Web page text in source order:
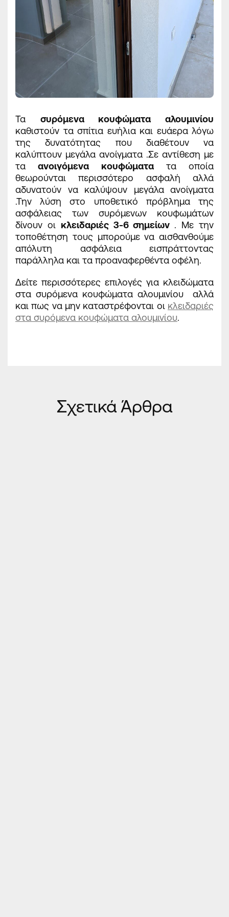
Τα συρόμενα κουφώματα αλουμινίου
καθιστούν τα σπίτια ευήλια και ευάερα λόγω
της δυνατότητας που διαθέτουν να
καλύπτουν μεγάλα ανοίγματα .Σε αντίθεση με
ταανοιγόμενα κουφώματατα οποία
θεωρούνται περισσότερο ασφαλή αλλά
αδυνατούν να καλύψουν μεγάλα ανοίγματα
.Την λύση στο υποθετικό πρόβλημα της
ασφάλειας των συρόμενων κουφωμάτων
δίνουν οι κλειδαριές 3-6 σημείων . Με την
τοποθέτηση τους μπορούμε να αισθανθούμε
απόλυτη ασφάλεια εισπράττοντας
παράλληλα και τα προαναφερθέντα οφέλη.
Δείτε περισσότερες επιλογές για κλειδώματα
στα συρόμενα κουφώματα αλουμινίου αλλά
και πως να μην καταστρέφονται οι κλειδαριές
στα συρόμενα κουφώματα αλουμινίου.
Σχετικά Άρθρα